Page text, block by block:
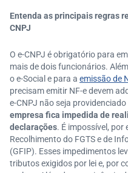
Entenda as principais regras
CNPJ
O e-CNPJ é obrigatório para
mais de dois funcionários.
o e-Social e para a emissão de
precisam emitir NF-e devem
e-CNPJ não seja
empresa fica impedida de
declarações. É impossível, por
Recolhimento do FGTS e de
(GFIP). Esses impedimentos
tributos exigidos por lei e, por